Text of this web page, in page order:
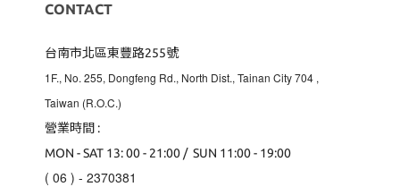
CONTACT
台南市北區東豐路255號
1F., No. 255, Dongfeng Rd., North Dist., Tainan City 704 ,
Taiwan (R.O.C.)
營業時間 :
MON - SAT 13: 00 - 21:00 / SUN 11:00 - 19:00
( 06 ) - 2370381